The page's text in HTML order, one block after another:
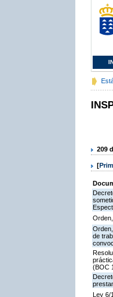
209
[
de
(BOC
Ley